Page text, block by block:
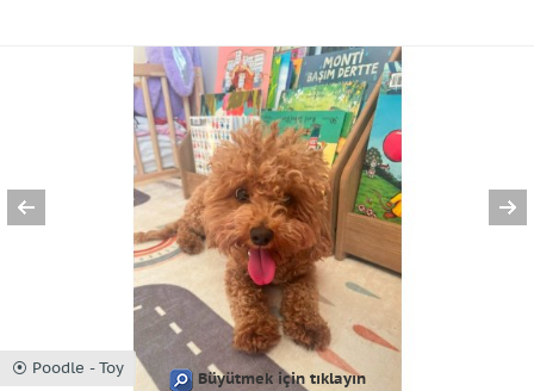
⦿ Poodle - Toy
Büyütmek için tıklayın